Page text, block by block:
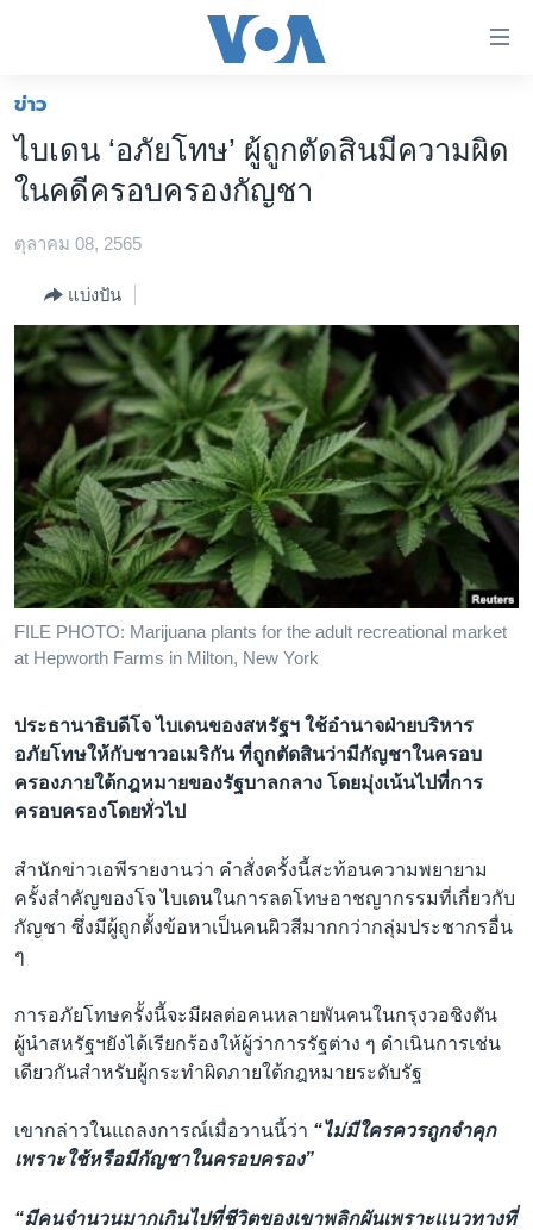
ต่อ
ข้าม
ไป
เนื้อหา
ข้าม
หลัก
ข้าม
การ
ค้นหา
หน้าหลัก
โลก
เอเชีย
สหรัฐฯ
ไทย
ธุรกิจ
วิทยาศาสตร์
สังคมและสุขภาพ
ไลฟ์สไตล์
ตรวจสอบข่าว
เรียนรู้ภาษาอังกฤษ
พอดคาสต์
ติดตามเรา
เลือกภาษา
ข่าว
ไบเดน ‘อภัยโทษ’ ผู้ถูกตัดสินมีความผิด
ในคดีครอบครองกัญชา
ตุลาคม 08, 2565
แบ่งปัน
FILE PHOTO: Marijuana plants for the adult recreational market
at Hepworth Farms in Milton, New York
ประธานาธิบดีโจ ไบเดนของสหรัฐฯ ใช้อำนาจฝ่ายบริหาร
อภัยโทษให้กับชาวอเมริกัน ที่ถูกตัดสินว่ามีกัญชาในครอบ
ครองภายใต้กฎหมายของรัฐบาลกลาง โดยมุ่งเน้นไปที่การ
ครอบครองโดยทั่วไป
สำนักข่าวเอพีรายงานว่า คำสั่งครั้งนี้สะท้อนความพยายาม
ครั้งสำคัญของโจ ไบเดนในการลดโทษอาชญากรรมที่เกี่ยวกับ
กัญชา ซึ่งมีผู้ถูกตั้งข้อหาเป็นคนผิวสีมากกว่ากลุ่มประชากรอื่น
ๆ
การอภัยโทษครั้งนี้จะมีผลต่อคนหลายพันคนในกรุงวอชิงตัน
ผู้นำสหรัฐฯยังได้เรียกร้องให้ผู้ว่าการรัฐต่าง ๆ ดำเนินการเช่น
เดียวกันสำหรับผู้กระทำผิดภายใต้กฎหมายระดับรัฐ
เขากล่าวในแถลงการณ์เมื่อวานนี้ว่า “ไม่มีใครควรถูกจำคุก
เพราะใช้หรือมีกัญชาในครอบครอง”
“มีคนจำนวนมากเกินไปที่ชีวิตของเขาพลิกผันเพราะแนวทางที่